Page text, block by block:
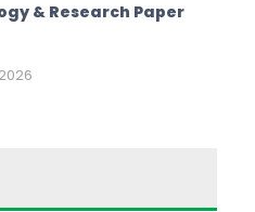
& Research Paper